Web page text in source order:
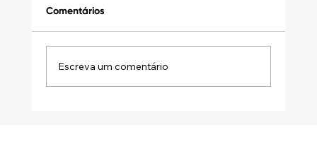
Comentários
Escreva um comentário